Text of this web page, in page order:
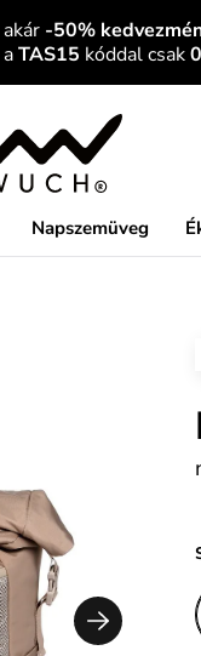
akár -50%
aTAS15 kóddal csak
Napszemüveg